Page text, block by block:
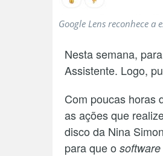
Google Lens reconhece a
Nesta semana,
Assistente. Logo,
Com poucas horas
as ações que
disco da Nina
para que o software